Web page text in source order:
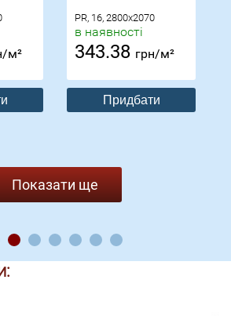
м²
PR, 16, 2800x2070
в наявності
343.38 грн/м²
Придбати
Показати ще